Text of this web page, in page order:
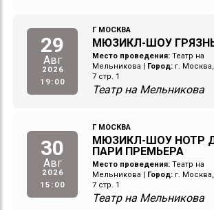
29
Авг
2026
19:00
Г МОСКВА
МЮЗИКЛ-ШОУ
Место проведения: Театр на
Мельникова
Город: г.
7 стр. 1
Театр на Мельникова
30
Авг
2026
15:00
Г МОСКВА
МЮЗИКЛ-ШОУ НОТР
ПАРИ ПРЕМЬЕРА
Место проведения: Театр на
Мельникова
Город: г.
7 стр. 1
Театр на Мельникова